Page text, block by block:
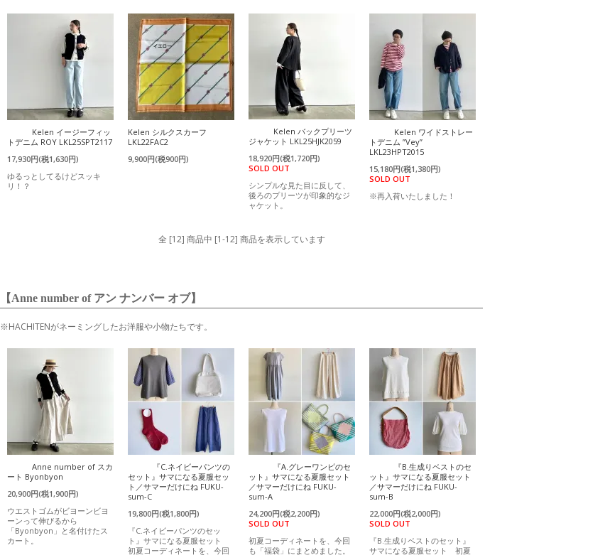
Kelen イージーフィッ
トデニム ROY LKL25SPT2117
17,930円(税1,630円)
ゆるっとしてるけどスッキ
リ！？
Kelen シルクスカーフ
LKL22FAC2
9,900円(税900円)
Kelen バックプリーツ
ジャケット LKL25HJK2059
18,920円(税1,720円)
SOLD OUT
シンプルな見た目に反して、
後ろのプリーツが印象的なジ
ャケット。
Kelen ワイドストレー
トデニム ”Vey”
LKL23HPT2015
15,180円(税1,380円)
SOLD OUT
※再入荷いたしました！
全 [12] 商品中 [1-12] 商品を表示しています
【Anne number of アン ナンバー オブ】
※HACHITENがネーミングしたお洋服や小物たちです。
Anne number of スカ
ート Byonbyon
20,900円(税1,900円)
ウエストゴムがビヨーンビヨ
ーンって伸びるから
「Byonbyon」と名付けたス
カート。
『C.ネイビーパンツの
セット』サマになる夏服セッ
ト／サマーだけにね FUKU-
sum-C
19,800円(税1,800円)
『C.ネイビーパンツのセッ
ト』サマになる夏服セット
初夏コーディネートを、今回
『A.グレーワンピのセ
ット』サマになる夏服セット
／サマーだけにね FUKU-
sum-A
24,200円(税2,200円)
SOLD OUT
初夏コーディネートを、今回
も「福袋」にまとめました。
『B.生成りベストのセ
ット』サマになる夏服セット
／サマーだけにね FUKU-
sum-B
22,000円(税2,000円)
SOLD OUT
『B.生成りベストのセット』
サマになる夏服セット 初夏